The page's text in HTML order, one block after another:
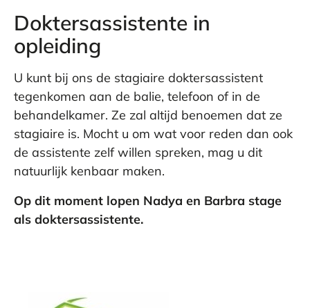
Doktersassistente in
opleiding
U kunt bij ons de stagiaire doktersassistent
tegenkomen aan de balie, telefoon of in de
behandelkamer. Ze zal altijd benoemen dat ze
stagiaire is. Mocht u om wat voor reden dan ook
de assistente zelf willen spreken, mag u dit
natuurlijk kenbaar maken.
Op dit moment lopen Nadya en Barbra stage
als doktersassistente.